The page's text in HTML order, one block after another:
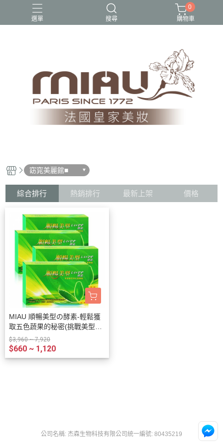
選單 搜尋
2023熱銷口碑專區
美白、保濕
超值組合商品
隱私美$1212快閃價
0
購物車
窈窕美麗館■
綜合排行 熱銷排行 最新上架 價格
MIAU 順暢美型の酵素-輕鬆獲
取五色蔬果的秘密(挑戰美型超
有酵， 讓你喜愛卻又穿不下 的
牛仔褲重見天日)
$3,960 ~ 7,920
$660 ~ 1,120
公司名稱: 杰森生物科技有限公司 統一編號: 80435219